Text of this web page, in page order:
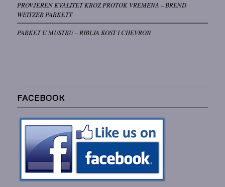
PROVJEREN KVALITET KROZ PROTOK VREMENA – BREND
WEITZER PARKETT
PARKET U MUSTRU – RIBLJA KOST I CHEVRON
FACEBOOK